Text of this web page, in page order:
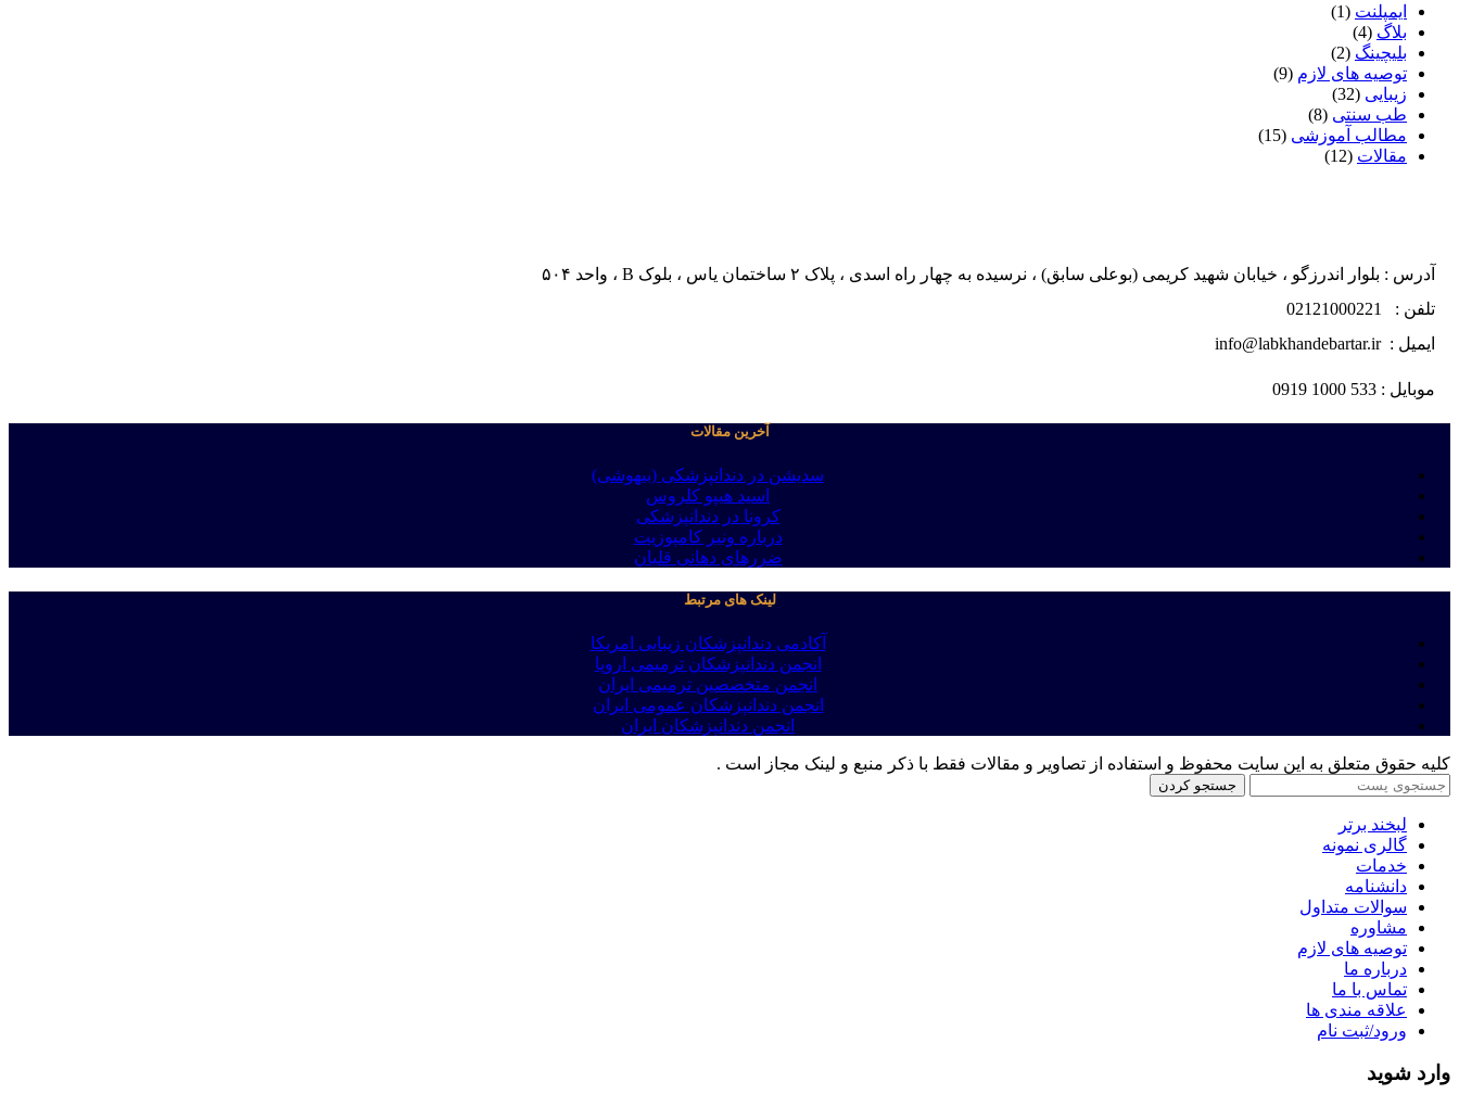
ایمپلنت (1)
بلاگ (4)
بلیچینگ (2)
توصیه های لازم (9)
زیبایی (32)
طب سنتی (8)
مطالب آموزشی (15)
مقالات (12)
آدرس : بلوار اندرزگو ، خیابان شهید کریمی (بوعلی سابق) ، نرسیده به چهار راه اسدی ، پلاک ۲ ساختمان یاس ، بلوک B ، واحد ۵۰۴
تلفن : 02121000221
ایمیل : info@labkhandebartar.ir
موبایل : 533 1000 0919
آخرین مقالات
سدیشن در دندانپزشکی (بیهوشی)
اسید هیپو کلروس
کرونا در دندانپزشکی
درباره ونیر کامپوزیت
ضررهای دهانی قلیان
لینک های مرتبط
آکادمی دندانپزشکان زیبایی امریکا
انجمن دندانپزشکان ترمیمی اروپا
انجمن متخصصین ترمیمی ایران
انجمن دندانپزشکان عمومی ایران
انجمن دندانپزشکان ایران
کلیه حقوق متعلق به این سایت محفوظ و استفاده از تصاویر و مقالات فقط با ذکر منبع و لینک مجاز است .
جستجو کردن
لبخند برتر
گالری نمونه
خدمات
دانشنامه
سوالات متداول
مشاوره
توصیه های لازم
درباره ما
تماس با ما
علاقه مندی ها
ورود/ثبت نام
وارد شوید